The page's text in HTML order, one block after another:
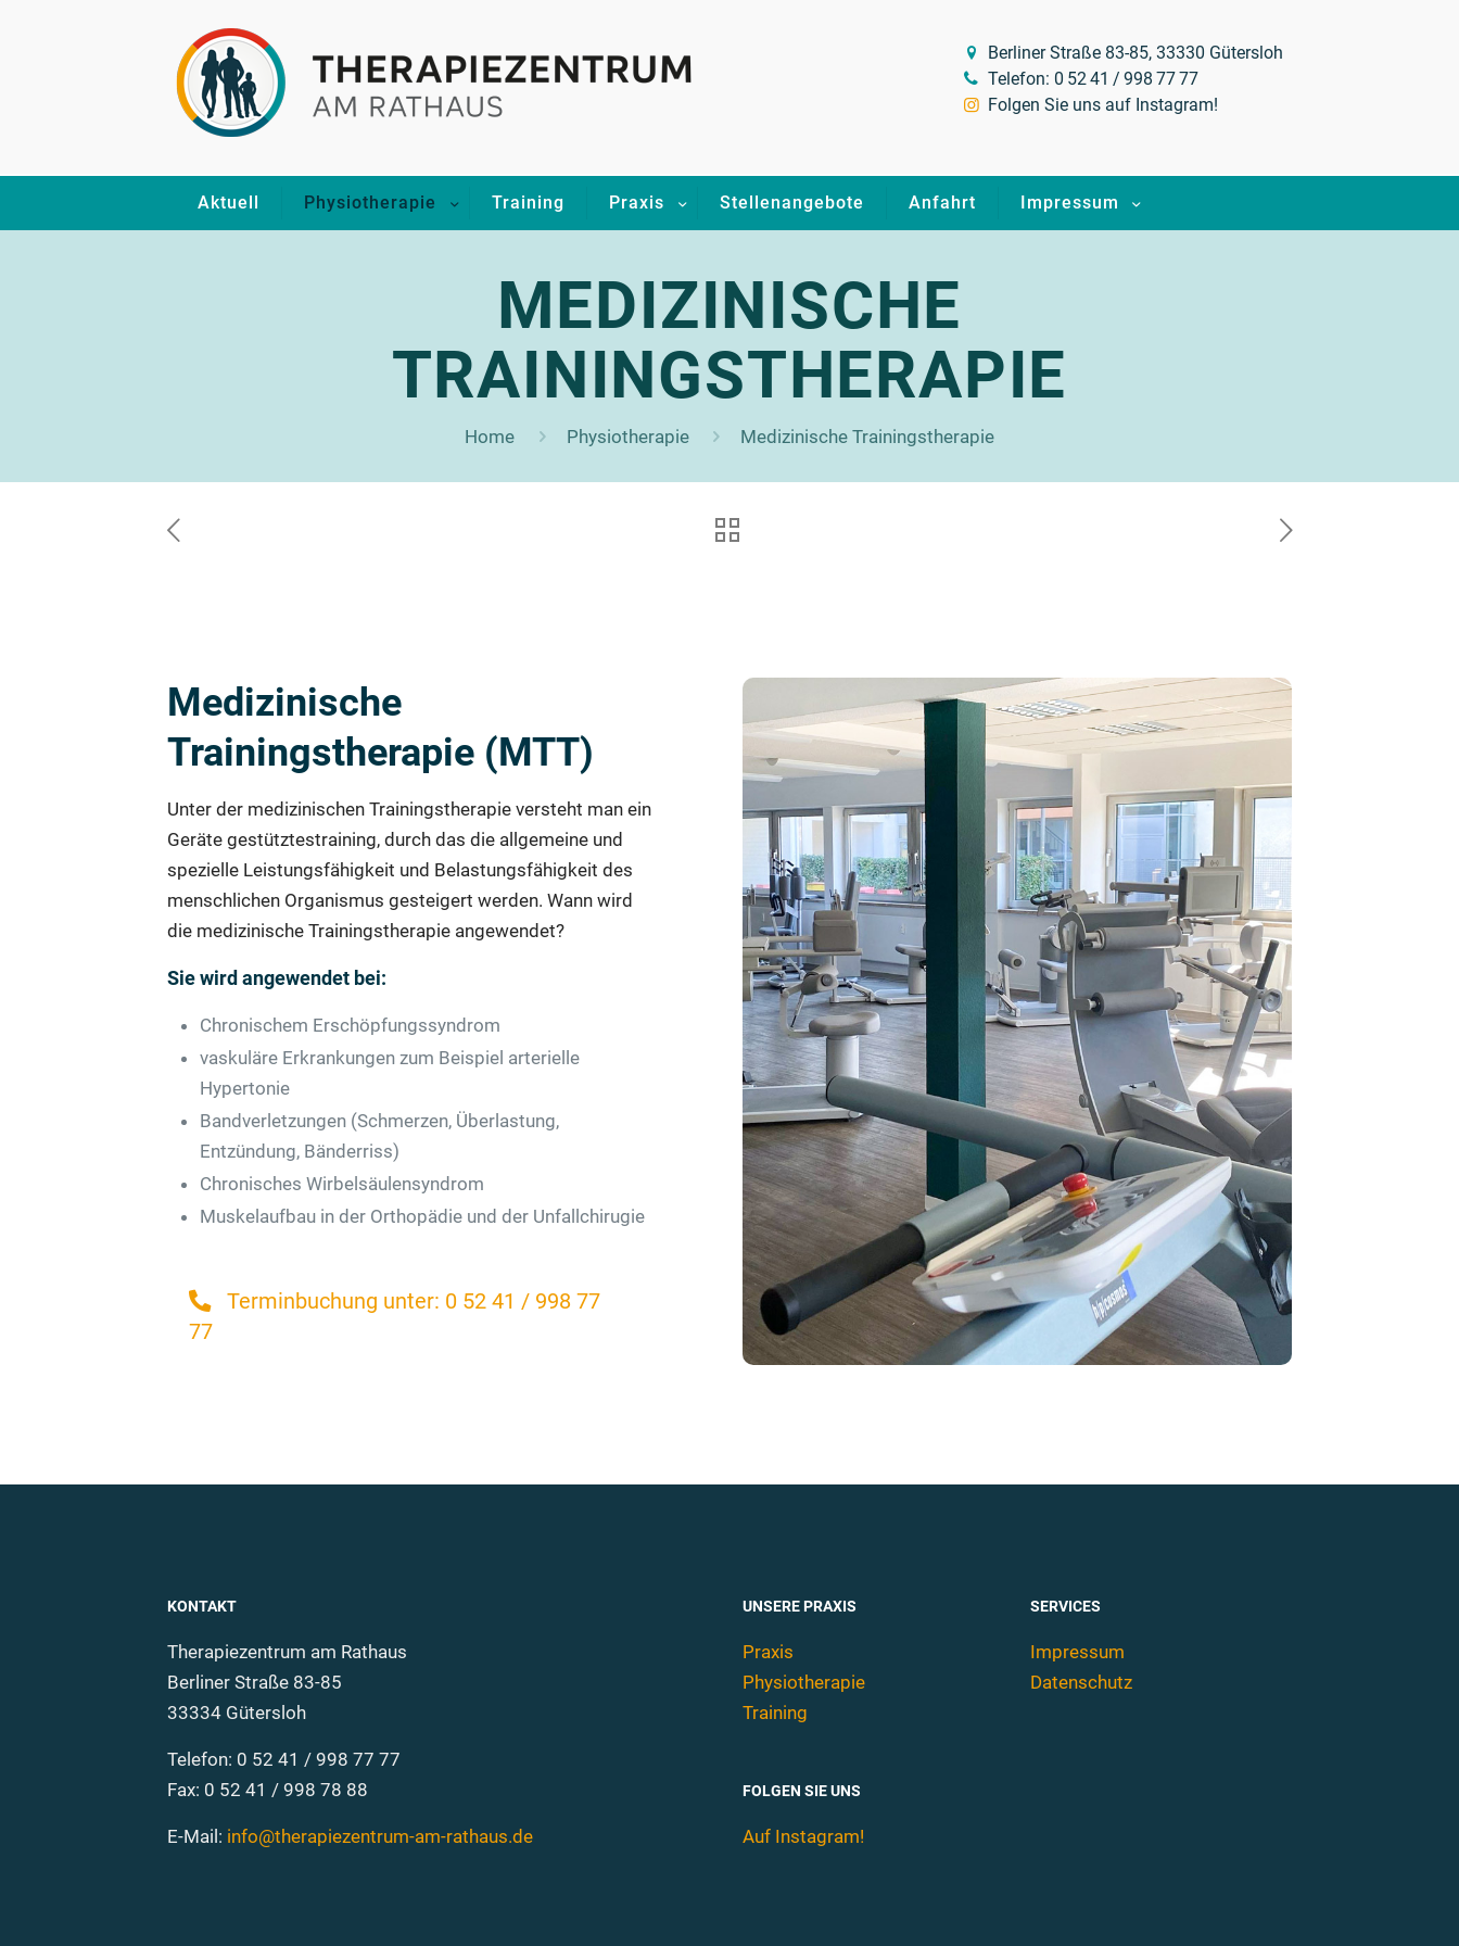
Berliner Straße 83-85, 33330 Gütersloh
Telefon: 0 52 41 / 998 77 77
Folgen Sie uns auf Instagram!
Aktuell Physiotherapie Training Praxis Stellenangebote Anfahrt Impressum
MEDIZINISCHE
TRAININGSTHERAPIE
Home Physiotherapie Medizinische Trainingstherapie
Medizinische
Trainingstherapie (MTT)
Unter der medizinischen Trainingstherapie versteht man ein
Geräte gestütztestraining, durch das die allgemeine und
spezielle Leistungsfähigkeit und Belastungsfähigkeit des
menschlichen Organismus gesteigert werden. Wann wird
die medizinische Trainingstherapie angewendet?
Sie wird angewendet bei:
Chronischem Erschöpfungssyndrom
vaskuläre Erkrankungen zum Beispiel arterielle
Hypertonie
Bandverletzungen (Schmerzen, Überlastung,
Entzündung, Bänderriss)
Chronisches Wirbelsäulensyndrom
Muskelaufbau in der Orthopädie und der Unfallchirugie
Terminbuchung unter: 0 52 41 / 998 77
77
KONTAKT
Therapiezentrum am Rathaus
Berliner Straße 83-85
33334 Gütersloh
Telefon: 0 52 41 / 998 77 77
Fax: 0 52 41 / 998 78 88
E-Mail: info@therapiezentrum-am-rathaus.de
UNSERE PRAXIS
Praxis
Physiotherapie
Training
FOLGEN SIE UNS
Auf Instagram!
SERVICES
Impressum
Datenschutz